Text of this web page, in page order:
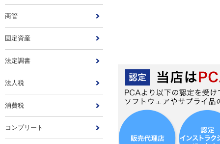
商管
固定資産
法定調書
法人税
消費税
コンプリート